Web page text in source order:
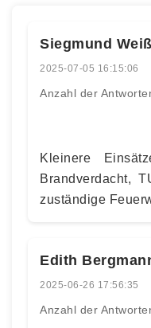
Siegmund Weiß
2025-07-05 16:15:06
Anzahl der
Kleinere
Brandverdacht,
zuständige
Edith
2025-06-26 17:56:35
Anzahl der